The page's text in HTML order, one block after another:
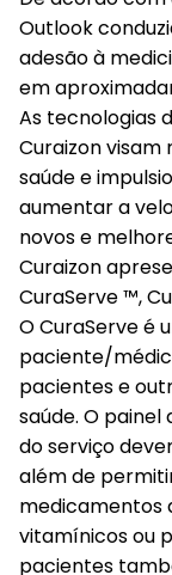
Outlook
adesão à
em
As tecnologias
Curaizon visam
saúde e
aumentar a
novos e
Curaizon
CuraServe ™,
O CuraServe é
paciente/
pacientes e
saúde. O
do serviço
além de
medicamentos
vitamínicos ou
pacientes